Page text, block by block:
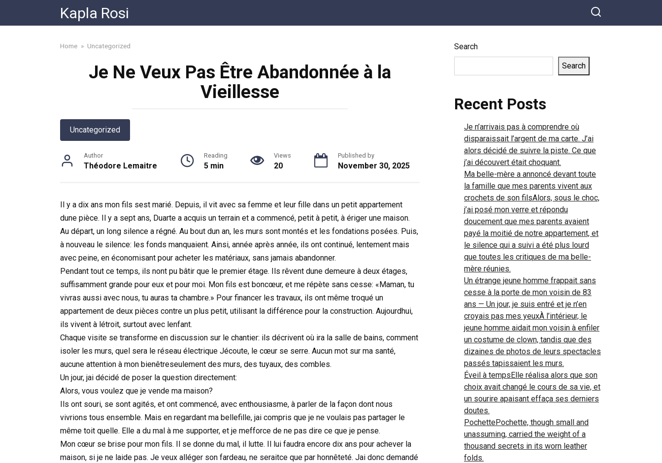
content
Kapla Rosi
Home » Uncategorized
Je Ne Veux Pas Être Abandonnée à la
Vieillesse
Uncategorized
Author
Théodore Lemaitre
Reading
5 min
Views
20
Published by
November 30, 2025
Il y a dix ans mon fils sest marié. Depuis, il vit avec sa femme et leur fille dans un petit appartement
dune pièce. Il y a sept ans, Duarte a acquis un terrain et a commencé, petit à petit, à ériger une maison.
Au départ, un long silence a régné. Au bout dun an, les murs sont montés et les fondations posées. Puis,
à nouveau le silence: les fonds manquaient. Ainsi, année après année, ils ont continué, lentement mais
avec peine, en économisant pour acheter les matériaux, sans jamais abandonner.
Pendant tout ce temps, ils nont pu bâtir que le premier étage. Ils rêvent dune demeure à deux étages,
suffisamment grande pour eux et pour moi. Mon fils est boncœur, et me répète sans cesse: «Maman, tu
vivras aussi avec nous, tu auras ta chambre.» Pour financer les travaux, ils ont même troqué un
appartement de deux pièces contre un plus petit, utilisant la différence pour la construction. Aujourdhui,
ils vivent à létroit, surtout avec lenfant.
Chaque visite se transforme en discussion sur le chantier: ils décrivent où ira la salle de bains, comment
isoler les murs, quel sera le réseau électrique Jécoute, le cœur se serre. Aucun mot sur ma santé,
aucune attention à mon bienêtreseulement des murs, des tuyaux, des combles.
Un jour, jai décidé de poser la question directement:
Alors, vous voulez que je vende ma maison?
Ils ont souri, se sont agités, et ont commencé, avec enthousiasme, à parler de la façon dont nous
vivrions tous ensemble. Mais en regardant ma bellefille, jai compris que je ne voulais pas partager le
même toit quelle. Elle a du mal à me supporter, et je mefforce de ne pas dire ce que je pense.
Mon cœur se brise pour mon fils. Il se donne du mal, il lutte. Il lui faudra encore dix ans pour achever la
maison, si je ne laide pas. Je veux alléger son fardeau, ne seraitce que par honnêteté. Jai donc demandé
Search
Search
Recent Posts
Je n’arrivais pas à comprendre où
disparaissait l’argent de ma carte. J’ai
alors décidé de suivre la piste. Ce que
j’ai découvert était choquant.
Ma belle-mère a annoncé devant toute
la famille que mes parents vivent aux
crochets de son filsAlors, sous le choc,
j’ai posé mon verre et répondu
doucement que mes parents avaient
payé la moitié de notre appartement, et
le silence qui a suivi a été plus lourd
que toutes les critiques de ma belle-
mère réunies.
Un étrange jeune homme frappait sans
cesse à la porte de mon voisin de 83
ans — Un jour, je suis entré et je n’en
croyais pas mes yeuxÀ l’intérieur, le
jeune homme aidait mon voisin à enfiler
un costume de clown, tandis que des
dizaines de photos de leurs spectacles
passés tapissaient les murs.
Éveil à tempsElle réalisa alors que son
choix avait changé le cours de sa vie, et
un sourire apaisant effaça ses derniers
doutes.
PochettePochette, though small and
unassuming, carried the weight of a
thousand secrets in its worn leather
folds.